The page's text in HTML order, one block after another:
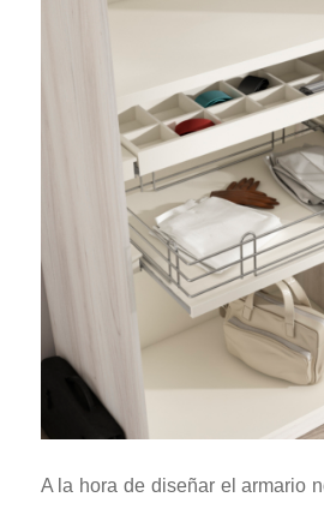
A la hora de diseñar el armario